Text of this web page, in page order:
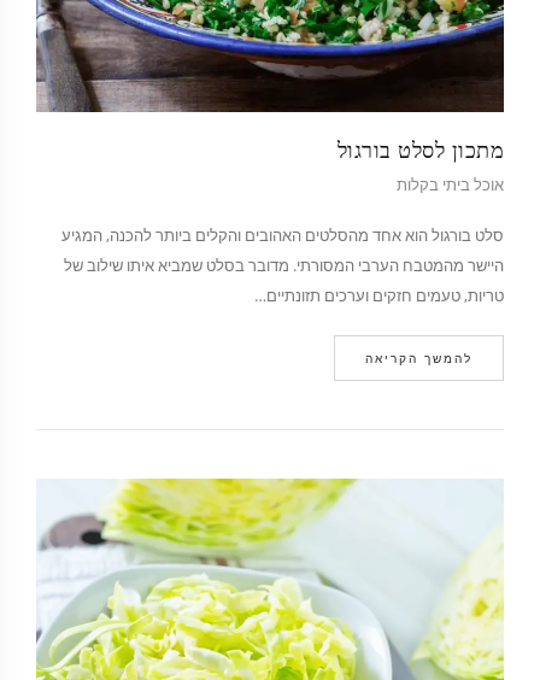
מתכון לסלט בורגול
אוכל ביתי בקלות
סלט בורגול הוא אחד מהסלטים האהובים והקלים ביותר להכנה, המגיע
היישר מהמטבח הערבי המסורתי. מדובר בסלט שמביא איתו שילוב של
טריות, טעמים חזקים וערכים תזונתיים…
להמשך הקריאה